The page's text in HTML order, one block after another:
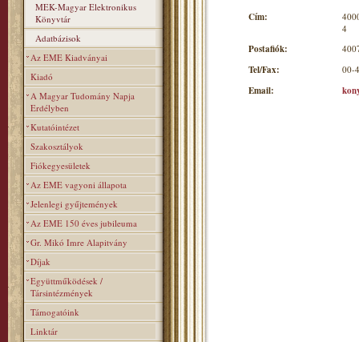
MEK-Magyar Elektronikus
Könyvtár
Adatbázisok
Az EME Kiadványai
Kiadó
A Magyar Tudomány Napja
Erdélyben
Kutatóintézet
Szakosztályok
Fiókegyesületek
Az EME vagyoni állapota
Jelenlegi gyűjtemények
Az EME 150 éves jubileuma
Gr. Mikó Imre Alapitvány
Díjak
Együttműködések /
Társintézmények
Támogatóink
Linktár
Cím:
4
Postafiók:
Tel/Fax: 00-
Email: